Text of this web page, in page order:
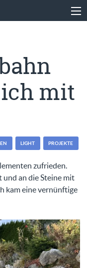
mit
LIGHT PROJEKTE
zufrieden.
und an die Steine mit
kam eine vernünftige